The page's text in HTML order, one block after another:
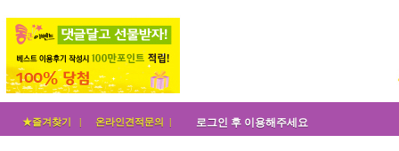
★즐겨찾기 | 온라인견적문의 | 로그인 후 이용해주세요